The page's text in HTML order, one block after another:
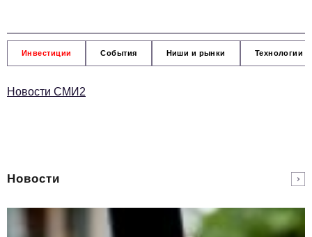
Инвестиции События Ниши и рынки Технологии
Новости СМИ2
Новости